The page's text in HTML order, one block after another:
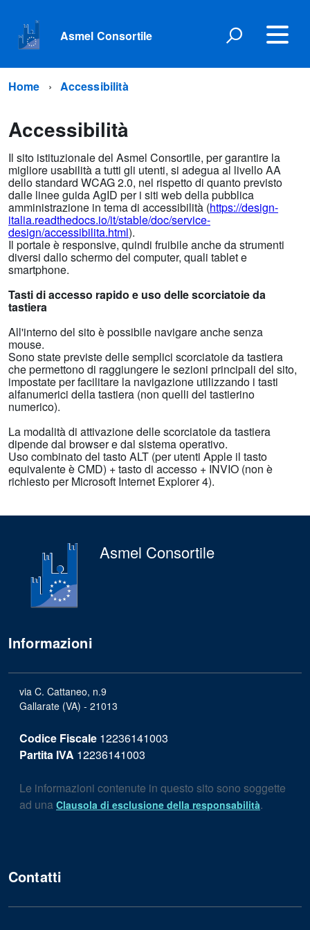
Asmel Consortile
Home Accessibilità
Accessibilità
Il sito istituzionale del Asmel Consortile, per garantire la
migliore usabilità a tutti gli utenti, si adegua al livello AA
dello standard WCAG 2.0, nel rispetto di quanto previsto
dalle linee guida AgID per i siti web della pubblica
amministrazione in tema di accessibilità (https://design-
italia.readthedocs.io/it/stable/doc/service-
design/accessibilita.html).
Il portale è responsive, quindi fruibile anche da strumenti
diversi dallo schermo del computer, quali tablet e
smartphone.
Tasti di accesso rapido e uso delle scorciatoie da
tastiera
All'interno del sito è possibile navigare anche senza
mouse.
Sono state previste delle semplici scorciatoie da tastiera
che permettono di raggiungere le sezioni principali del sito,
impostate per facilitare la navigazione utilizzando i tasti
alfanumerici della tastiera (non quelli del tastierino
numerico).
La modalità di attivazione delle scorciatoie da tastiera
dipende dal browser e dal sistema operativo.
Uso combinato del tasto ALT (per utenti Apple il tasto
equivalente è CMD) + tasto di accesso + INVIO (non è
richiesto per Microsoft Internet Explorer 4).
Asmel Consortile
Informazioni
via C. Cattaneo, n.9
Gallarate (VA) - 21013
Codice Fiscale 12236141003
Partita IVA 12236141003
Le informazioni contenute in questo sito sono soggette
ad una Clausola di esclusione della responsabilità.
Contatti